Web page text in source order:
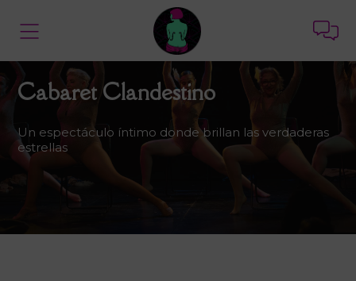
Cabaret Clandestino
Un espectáculo íntimo donde brillan las verdaderas
estrellas